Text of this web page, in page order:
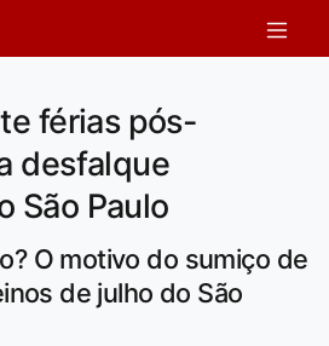
férias pós-
desfalque
São Paulo
O motivo do sumiço de
de julho do São